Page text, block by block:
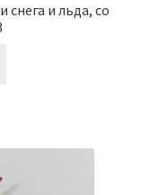
и льда, со